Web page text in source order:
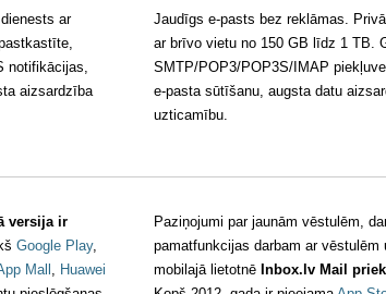
ar
notifikācijas,
aizsardzība
Jaudīgs e-pasts bez reklāmas.
ar brīvo vietu no 150 GB līdz 1 TB.
SMTP/POP3/POP3S/IMAP
e-pasta sūtīšanu, augsta datu
uzticamību.
versija ir
Google Play,
Mall , Huawei
Paziņojumi par jaunām vēstulēm,
pamatfunkcijas darbam ar vēstulēm
mobilajā lietotnē Inbox.lv Mail